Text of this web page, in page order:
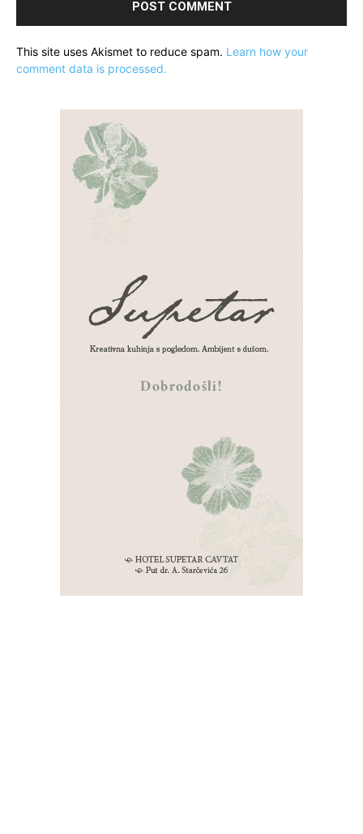
This site uses Akismet to reduce spam. Learn how your
comment data is processed.